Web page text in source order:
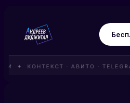
✦ КОНТЕКСТ · АВИТО ·